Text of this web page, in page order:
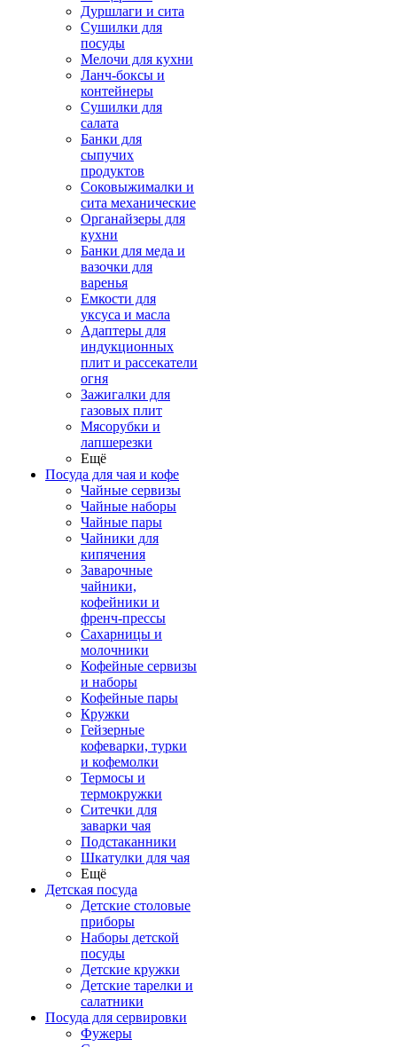
Дуршлаги и сита
Сушилки для
посуды
Мелочи для кухни
Ланч-боксы и
контейнеры
Сушилки для
салата
Банки для
сыпучих
продуктов
Соковыжималки и
сита механические
Органайзеры для
кухни
Банки для меда и
вазочки для
варенья
Емкости для
уксуса и масла
Адаптеры для
индукционных
плит и рассекатели
огня
Зажигалки для
газовых плит
Мясорубки и
лапшерезки
Ещё
Посуда для чая и кофе
Чайные сервизы
Чайные наборы
Чайные пары
Чайники для
кипячения
Заварочные
чайники,
кофейники и
френч-прессы
Сахарницы и
молочники
Кофейные сервизы
и наборы
Кофейные пары
Кружки
Гейзерные
кофеварки, турки
и кофемолки
Термосы и
термокружки
Ситечки для
заварки чая
Подстаканники
Шкатулки для чая
Ещё
Детская посуда
Детские столовые
приборы
Наборы детской
посуды
Детские кружки
Детские тарелки и
салатники
Посуда для сервировки
Фужеры